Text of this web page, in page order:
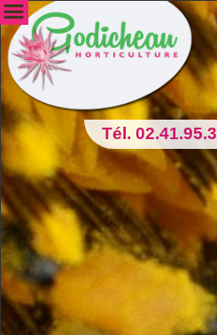
Tél.